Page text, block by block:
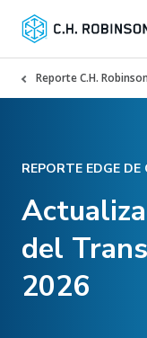
Reporte C.H.
REPORTE EDGE
del
2026